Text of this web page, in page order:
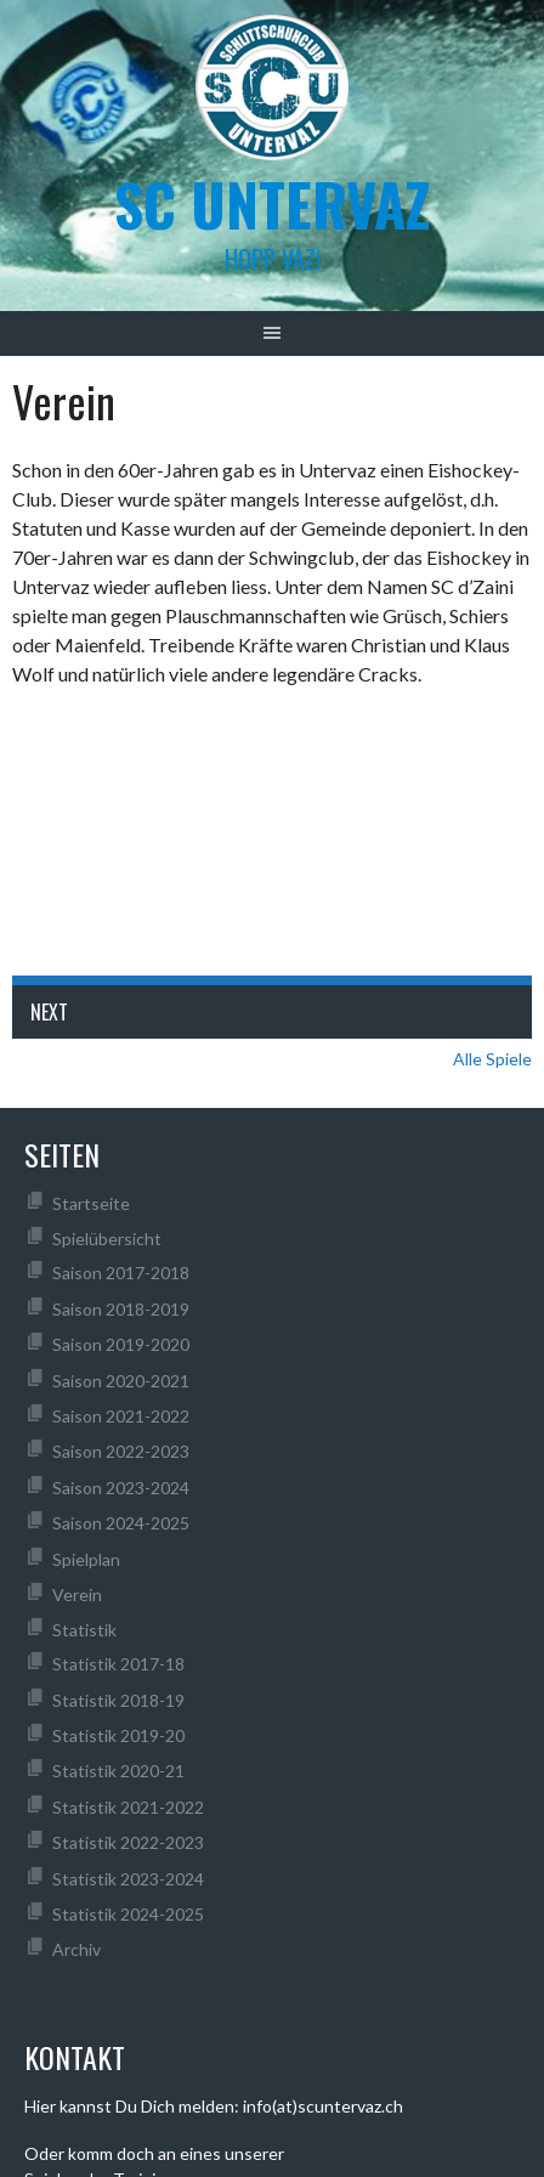
Skip
to
content
SC UNTERVAZ
HOPP VAZ!
Verein
Schon in den 60er-Jahren gab es in Untervaz einen Eishockey-
Club. Dieser wurde später mangels Interesse aufgelöst, d.h.
Statuten und Kasse wurden auf der Gemeinde deponiert. In den
70er-Jahren war es dann der Schwingclub, der das Eishockey in
Untervaz wieder aufleben liess. Unter dem Namen SC d’Zaini
spielte man gegen Plauschmannschaften wie Grüsch, Schiers
oder Maienfeld. Treibende Kräfte waren Christian und Klaus
Wolf und natürlich viele andere legendäre Cracks.
NEXT
Alle Spiele
SEITEN
Startseite
Spielübersicht
Saison 2017-2018
Saison 2018-2019
Saison 2019-2020
Saison 2020-2021
Saison 2021-2022
Saison 2022-2023
Saison 2023-2024
Saison 2024-2025
Spielplan
Verein
Statistik
Statistik 2017-18
Statistik 2018-19
Statistik 2019-20
Statistik 2020-21
Statistik 2021-2022
Statistik 2022-2023
Statistik 2023-2024
Statistik 2024-2025
Archiv
KONTAKT
Hier kannst Du Dich melden: info(at)scuntervaz.ch
Oder komm doch an eines unserer